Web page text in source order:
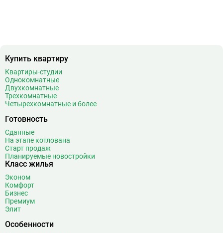
Беговая
Беломорская
Белорусская
Беляево
Библиотека имени Ленина
Битцевский парк
Борисово
Боровицкая
Ботанический сад
Купить квартиру
Квартиры-студии
Однокомнатные
Двухкомнатные
Трехкомнатные
Четырехкомнатные и более
Готовность
Сданные
На этапе котлована
Старт продаж
Планируемые новостройки
Класс жилья
Эконом
Комфорт
Бизнес
Премиум
Элит
Особенности